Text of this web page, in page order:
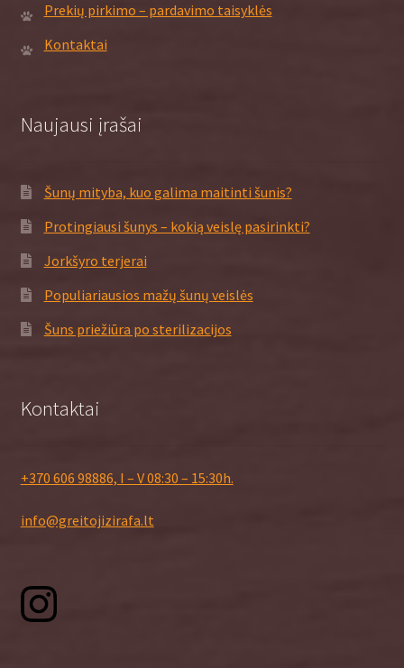
Prekių pirkimo – pardavimo taisyklės
Kontaktai
Naujausi įrašai
Šunų mityba, kuo galima maitinti šunis?
Protingiausi šunys – kokią veislę pasirinkti?
Jorkšyro terjerai
Populiariausios mažų šunų veislės
Šuns priežiūra po sterilizacijos
Kontaktai
+370 606 98886, I – V 08:30 – 15:30h.
info@greitojizirafa.lt